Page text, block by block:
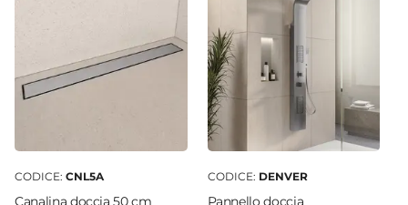
CODICE: CNL5A
Canalina doccia 50 cm
CODICE: DENVER
Pannello doccia